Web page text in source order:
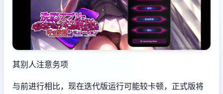
其别人注意务项
与前进行相比，现在迭代版运行可能较卡顿，正式版将